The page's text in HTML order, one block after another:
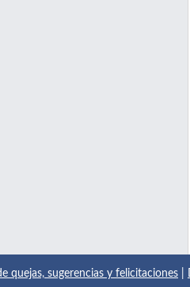
quejas, sugerencias y felicitaciones